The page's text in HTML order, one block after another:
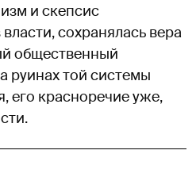
и скепсис
сохранялась вера
общественный
руинах той системы
его красноречие уже,